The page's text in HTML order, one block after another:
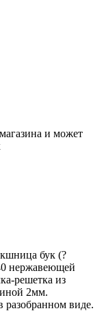
и может
бук (?
нержавеющей
решетка из
2мм.
разобранном виде.